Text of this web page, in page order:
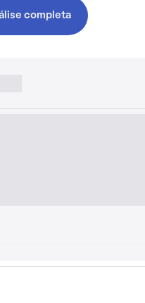
completa